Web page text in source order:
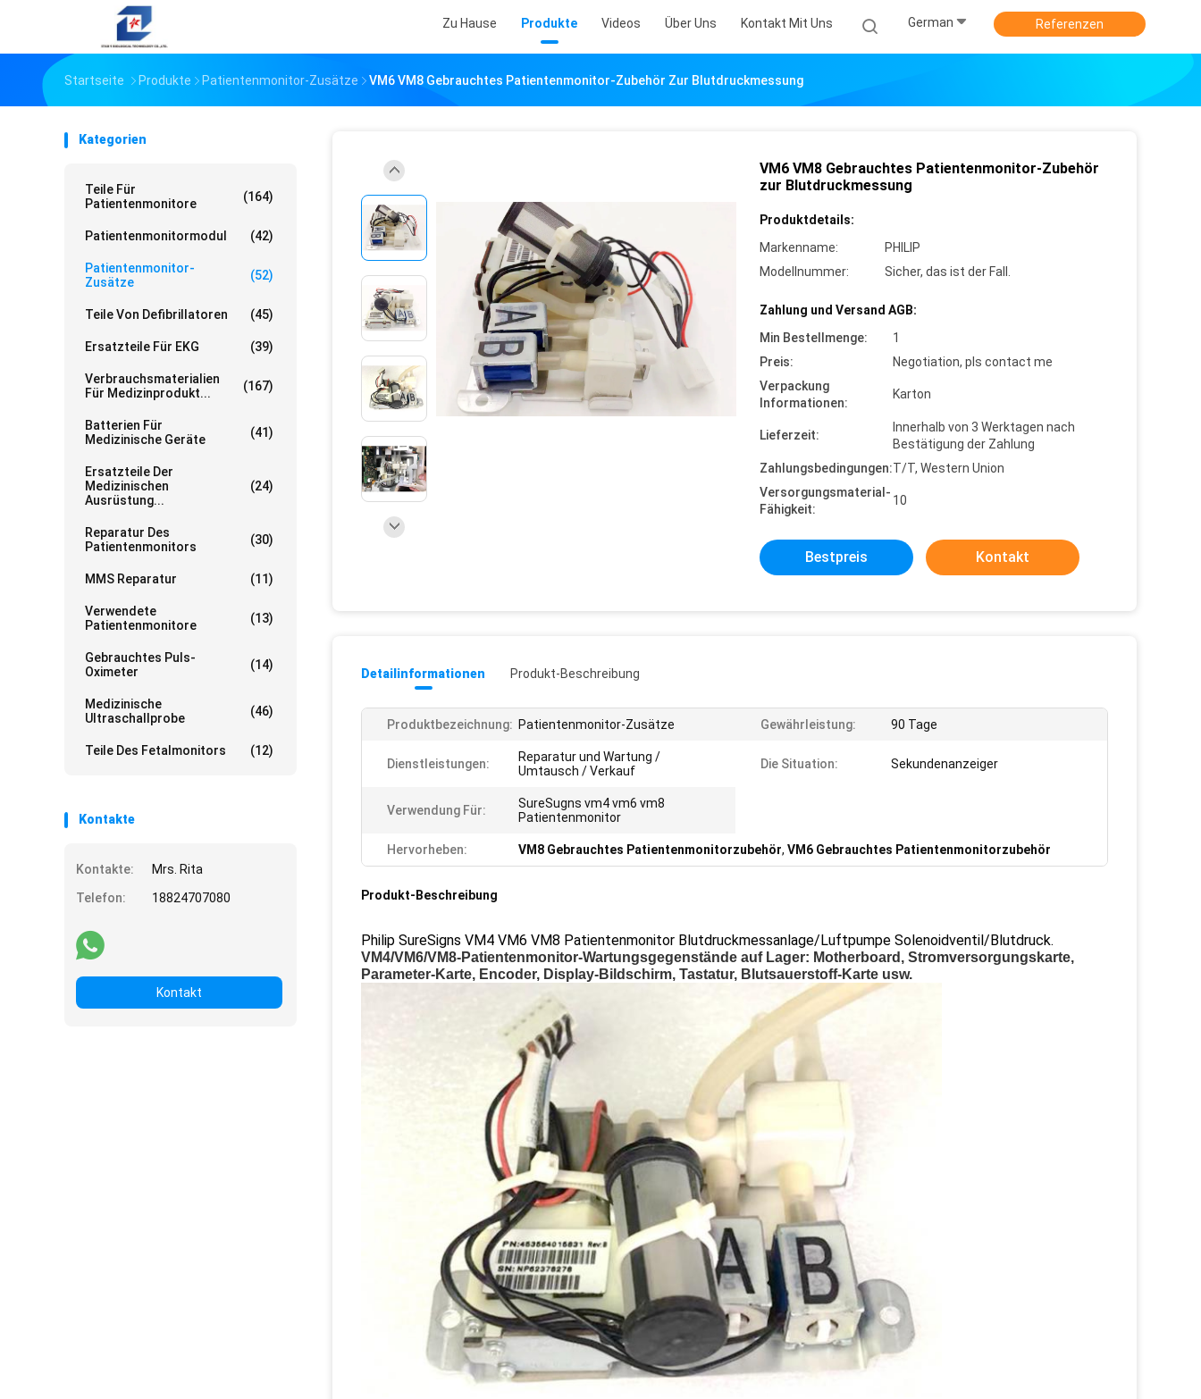
Zu Hause Produkte Videos Über Uns Kontakt Mit Uns German Referenzen
Startseite Produkte Patientenmonitor-Zusätze VM6 VM8 Gebrauchtes Patientenmonitor-Zubehör Zur Blutdruckmessung
Kategorien
Teile Für
Patientenmonitore
(164)
Patientenmonitormodul (42)
Patientenmonitor-
Zusätze
(52)
Teile Von Defibrillatoren (45)
Ersatzteile Für EKG (39)
Verbrauchsmaterialien
Für Medizinprodukt...
(167)
Batterien Für
Medizinische Geräte
(41)
Ersatzteile Der
Medizinischen
Ausrüstung...
(24)
Reparatur Des
Patientenmonitors
(30)
MMS Reparatur (11)
Verwendete
Patientenmonitore
(13)
Gebrauchtes Puls-
Oximeter
(14)
Medizinische
Ultraschallprobe
(46)
Teile Des Fetalmonitors (12)
Kontakte
Kontakte:
Mrs. Rita
Telefon:
18824707080
Kontakt
VM6 VM8 Gebrauchtes Patientenmonitor-Zubehör
zur Blutdruckmessung
Produktdetails:
Markenname:
PHILIP
Modellnummer:
Sicher, das ist der Fall.
Zahlung und Versand AGB:
Min Bestellmenge:
1
Preis:
Negotiation, pls contact me
Verpackung
Informationen:
Karton
Lieferzeit:
Innerhalb von 3 Werktagen nach
Bestätigung der Zahlung
Zahlungsbedingungen:T/T, Western Union
Versorgungsmaterial-
Fähigkeit:
10
Bestpreis Kontakt
Detailinformationen Produkt-Beschreibung
Produktbezeichnung: Patientenmonitor-Zusätze Gewährleistung: 90 Tage
Dienstleistungen:
Reparatur und Wartung /
Umtausch / Verkauf
Die Situation: Sekundenanzeiger
Verwendung Für:
SureSugns vm4 vm6 vm8
Patientenmonitor
Hervorheben: VM8 Gebrauchtes Patientenmonitorzubehör, VM6 Gebrauchtes Patientenmonitorzubehör
Produkt-Beschreibung
Philip SureSigns VM4 VM6 VM8 Patientenmonitor Blutdruckmessanlage/Luftpumpe Solenoidventil/Blutdruck.
VM4/VM6/VM8-Patientenmonitor-Wartungsgegenstände auf Lager: Motherboard, Stromversorgungskarte,
Parameter-Karte, Encoder, Display-Bildschirm, Tastatur, Blutsauerstoff-Karte usw.